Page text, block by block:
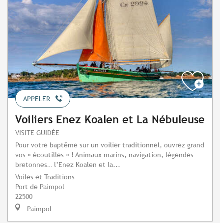
APPELER
Voiliers Enez Koalen et La Nébuleuse
VISITE GUIDÉE
Pour votre baptême sur un voilier traditionnel, ouvrez grand
vos « écoutilles » ! Animaux marins, navigation, légendes
bretonnes… l’Enez Koalen et la...
Voiles et Traditions
Port de Paimpol
22500
Paimpol